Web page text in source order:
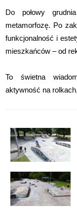
Do połowy
metamorfozę. Po
funkcjonalność i
mieszkańców – od
To świetna
aktywność na